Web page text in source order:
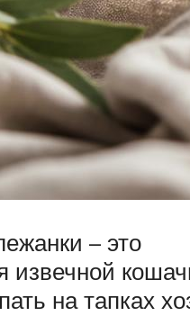
– это
извечной
на тапках